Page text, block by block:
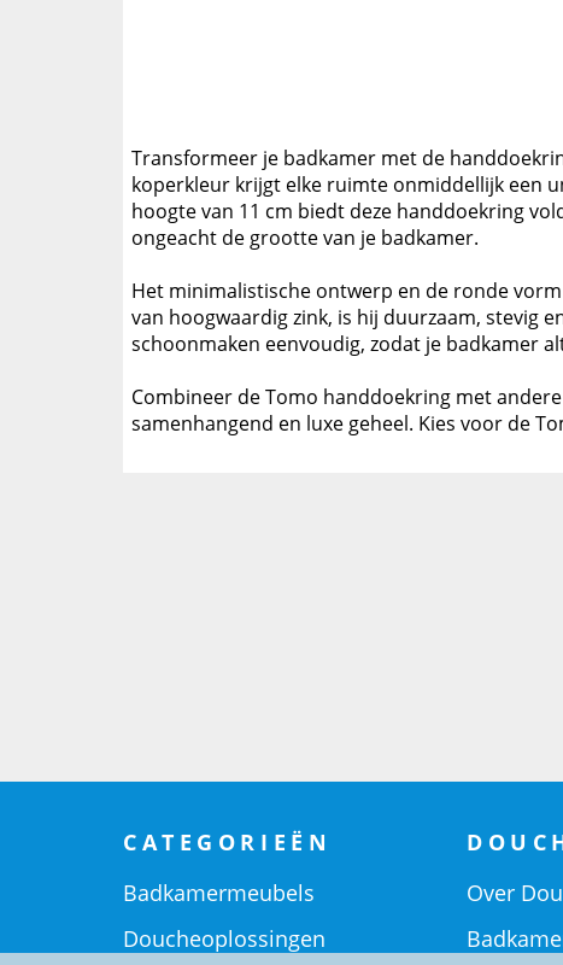
Transformeer je badkamer met de
koperkleur krijgt elke ruimte onmiddellijk een
hoogte van 11 cm biedt deze handdoekring
ongeacht de grootte van je badkamer.
Het minimalistische ontwerp en de ronde
van hoogwaardig zink, is hij duurzaam, stevig
schoonmaken eenvoudig, zodat je badkamer
Combineer de Tomo handdoekring met
samenhangend en luxe geheel. Kies voor de
CATEGORIEËN
Badkamermeubels
Doucheoplossingen
Over